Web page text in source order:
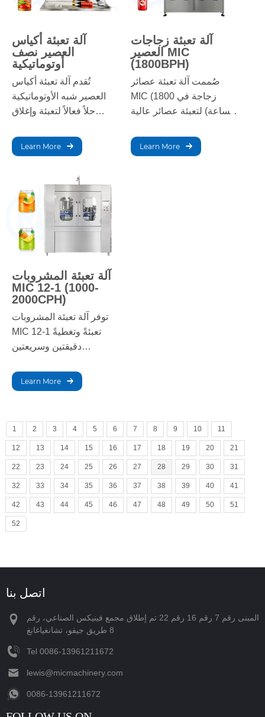
آلة تعبئة أكياس
العصير نصف
أوتوماتيكية
تُقدم آلة تعبئة أكياس
العصير شبه الأوتوماتيكية
حلاً فعالاً لتعبئة وإغلاق
الآلة للإنتاج الصغير
والمتوسط، وتجمع بين الدقة
الاستخدام، مما يُعزز
الإنتاجية ويضمن تغليفًا عالي
Learn More
آلة تعبئة زجاجات
العصير MIC
(1800BPH)
صُممت آلة تعبئة عصائر
MIC (1800 زجاجة في
الساعة) لتعبئة عصائر عالية
تعبئة 1800 زجاجة في
الساعة، تضمن دقة التعبئة،
Learn More
آلة تعبئة المشروبات
MIC 12-1 (1000-
2000CPH)
توفر آلة تعبئة المشروبات
MIC 12-1 تعبئةً وتغطيةً
دقيقتين وسريعتين
رؤوس التعبئة الاثني عشر،
تضمن الآلة إنتاجًا فعالًا
على الجودة والاتساق في
كل زجاجة.
Learn More
1 2 3 4 5 6 7 8 9 10 11
12 13 14 15 16 17 18 19 20 21
22 23 24 25 26 27 28 29 30 31
32 33 34 35 36 37 38 39 40 41
42 43 44 45 46 47 48 49 50 51
52
اتصل بنا
المبنى رقم 7 رقم 16 رقم 22 تم إطلاق مجمع فينيكس الصناعي، رقم
8 طريق جيفو، تشانغياغانغ
Tel ‪0086-13961211672‬
lewis@micmachinery.com
‪0086-13961211672‬